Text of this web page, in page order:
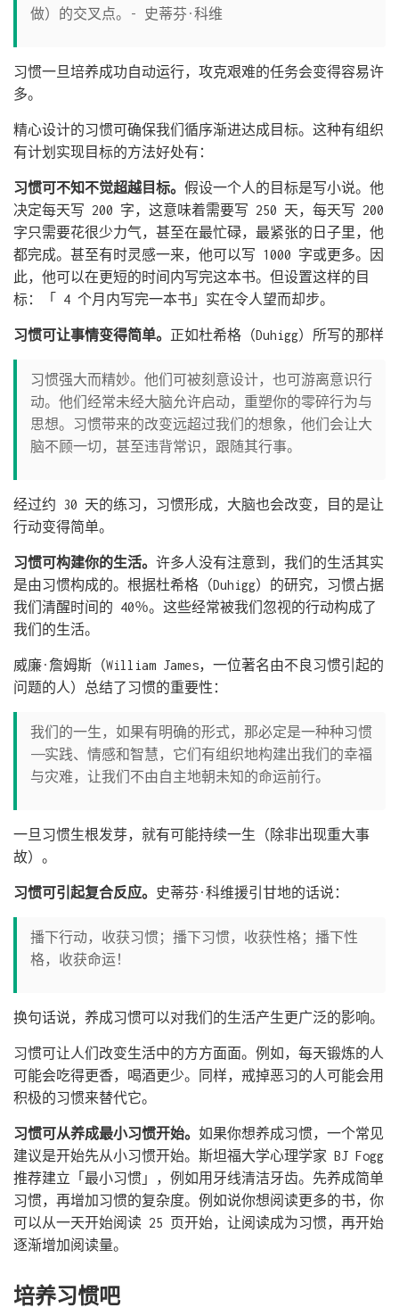
做）的交叉点。- 史蒂芬·科维
习惯一旦培养成功自动运行，攻克艰难的任务会变得容易许
多。
精心设计的习惯可确保我们循序渐进达成目标。这种有组织
有计划实现目标的方法好处有：
习惯可不知不觉超越目标。 假设一个人的目标是写小说。他
决定每天写 200 字，这意味着需要写 250 天，每天写 200
字只需要花很少力气，甚至在最忙碌，最紧张的日子里，他
都完成。甚至有时灵感一来，他可以写 1000 字或更多。因
此，他可以在更短的时间内写完这本书。但设置这样的目
标：「 4 个月内写完一本书」实在令人望而却步。
习惯可让事情变得简单。 正如杜希格（Duhigg）所写的那样
习惯强大而精妙。他们可被刻意设计，也可游离意识行
动。他们经常未经大脑允许启动，重塑你的零碎行为与
思想。习惯带来的改变远超过我们的想象，他们会让大
脑不顾一切，甚至违背常识，跟随其行事。
经过约 30 天的练习，习惯形成，大脑也会改变，目的是让
行动变得简单。
习惯可构建你的生活。 许多人没有注意到，我们的生活其实
是由习惯构成的。根据杜希格（Duhigg）的研究，习惯占据
我们清醒时间的 40％。这些经常被我们忽视的行动构成了
我们的生活。
威廉·詹姆斯（William James，一位著名由不良习惯引起的
问题的人）总结了习惯的重要性：
我们的一生，如果有明确的形式，那必定是一种种习惯
——实践、情感和智慧，它们有组织地构建出我们的幸福
与灾难，让我们不由自主地朝未知的命运前行。
一旦习惯生根发芽，就有可能持续一生（除非出现重大事
故）。
习惯可引起复合反应。 史蒂芬·科维援引甘地的话说：
播下行动，收获习惯；播下习惯，收获性格；播下性
格，收获命运！
换句话说，养成习惯可以对我们的生活产生更广泛的影响。
习惯可让人们改变生活中的方方面面。例如，每天锻炼的人
可能会吃得更香，喝酒更少。同样，戒掉恶习的人可能会用
积极的习惯来替代它。
习惯可从养成最小习惯开始。 如果你想养成习惯，一个常见
建议是开始先从小习惯开始。斯坦福大学心理学家 BJ Fogg
推荐建立「最小习惯」，例如用牙线清洁牙齿。先养成简单
习惯，再增加习惯的复杂度。例如说你想阅读更多的书，你
可以从一天开始阅读 25 页开始，让阅读成为习惯，再开始
逐渐增加阅读量。
培养习惯吧